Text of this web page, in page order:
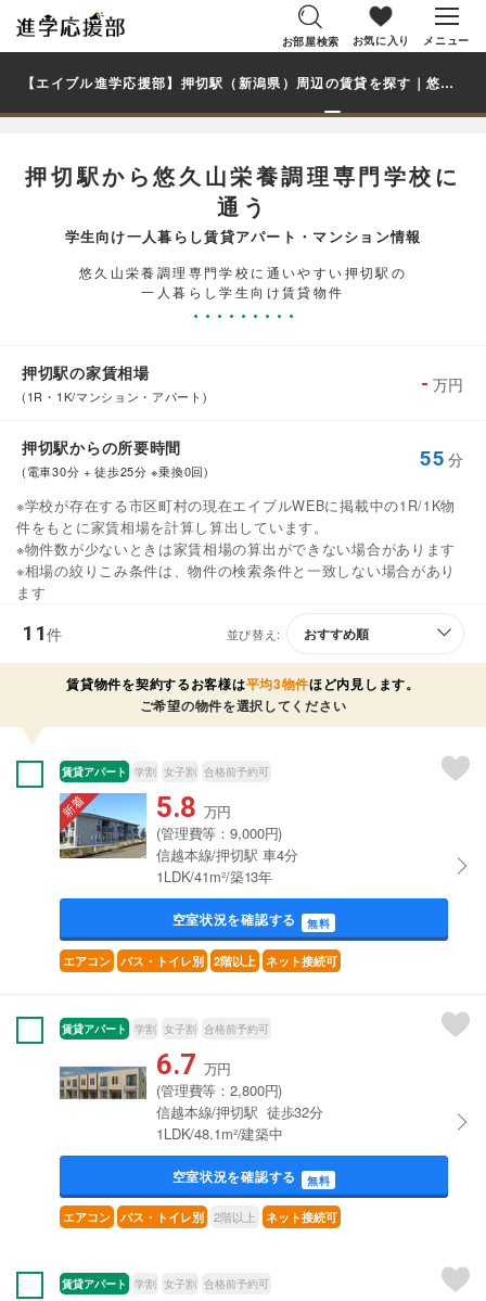
お部屋検索 お気に入り メニュー
【エイブル進学応援部】押切駅（新潟県）周辺の賃貸を探す｜悠久山栄養調理専門学校学生・大学生の一人暮らし向け賃貸マンション・アパート
押切駅から悠久山栄養調理専門学校に
通う
学生向け一人暮らし賃貸アパート・マンション情報
悠久山栄養調理専門学校に通いやすい押切駅の
一人暮らし学生向け賃貸物件
押切駅の家賃相場
(1R・1K/マンション・アパート)
- 万円
押切駅からの所要時間
(電車30分 + 徒歩25分 ※乗換0回)
55 分
※学校が存在する市区町村の現在エイブルWEBに掲載中の1R/1K物
件をもとに家賃相場を計算し算出しています。
※物件数が少ないときは家賃相場の算出ができない場合があります
※相場の絞りこみ条件は、物件の検索条件と一致しない場合があり
ます
11件 並び替え:
賃貸物件を契約するお客様は平均3物件ほど内見します。
ご希望の物件を選択してください
賃貸アパート 学割 女子割 合格前予約可
5.8 万円
(管理費等：9,000円)
信越本線/押切駅 車4分
1LDK/41m²/築13年
空室状況を確認する 無料
エアコン バス・トイレ別 2階以上 ネット接続可
賃貸アパート 学割 女子割 合格前予約可
6.7 万円
(管理費等：2,800円)
信越本線/押切駅 徒歩32分
1LDK/48.1m²/建築中
空室状況を確認する 無料
エアコン バス・トイレ別 2階以上 ネット接続可
賃貸アパート 学割 女子割 合格前予約可